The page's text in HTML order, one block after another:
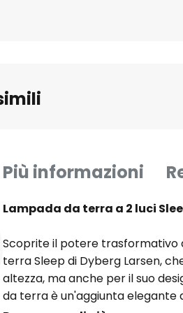
Più informazioni
Lampada da terra a 2 luci
Scoprite il potere trasformativo
terra Sleep di Dyberg Larsen,
altezza, ma anche per il suo
da terra è un'aggiunta elegante